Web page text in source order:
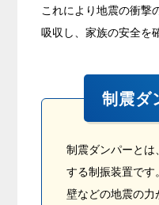
これにより地震の衝撃
吸収し、家族の安全を
制震ダ
制震ダンパーと
する制振装置で
壁などの地震の